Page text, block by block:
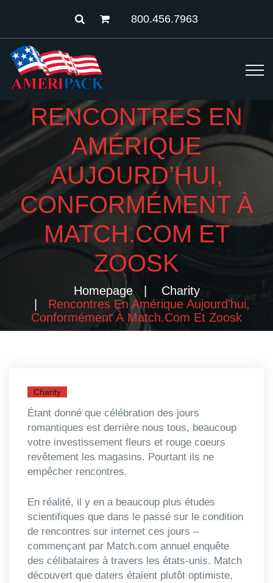
800.456.7963
RENCONTRES EN
AMÉRIQUE
AUJOURD’HUI,
CONFORMÉMENT À
MATCH.COM ET
ZOOSK
Homepage
Charity
Rencontres En Amérique Aujourd'hui,
Conformément À Match.com Et Zoosk
Charity
Étant donné que célébration des jours
romantiques est derrière nous tous, beaucoup
votre investissement fleurs et rouge coeurs
revêtement les magasins. Pourtant ils ne
empêcher rencontres.
En réalité, il y en a beaucoup plus études
scientifiques que dans le passé sur le condition
de rencontres sur internet ces jours –
commençant par Match.com annuel enquête
des célibataires à travers les états-unis. Match
découvert que daters étaient plutôt optimiste,